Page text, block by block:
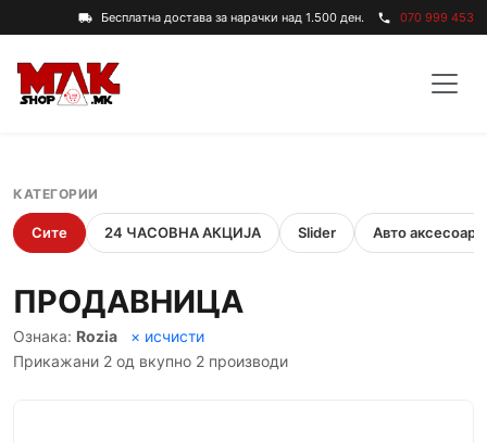
local_shipping Бесплатна достава за нарачки над 1.500 ден. phone 070 999 453
КАТЕГОРИИ
Сите 24 ЧАСОВНА АКЦИЈА Slider Авто аксесоари
ПРОДАВНИЦА
Ознака: Rozia
× исчисти
Прикажани 2 од вкупно 2 производи